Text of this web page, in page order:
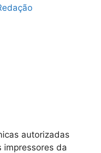
autorizadas
impressores da